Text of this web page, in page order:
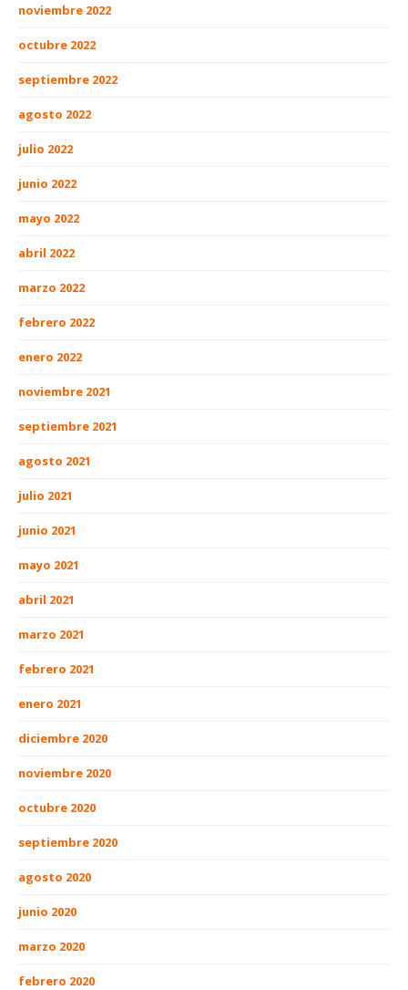
noviembre 2022
octubre 2022
septiembre 2022
agosto 2022
julio 2022
junio 2022
mayo 2022
abril 2022
marzo 2022
febrero 2022
enero 2022
noviembre 2021
septiembre 2021
agosto 2021
julio 2021
junio 2021
mayo 2021
abril 2021
marzo 2021
febrero 2021
enero 2021
diciembre 2020
noviembre 2020
octubre 2020
septiembre 2020
agosto 2020
junio 2020
marzo 2020
febrero 2020